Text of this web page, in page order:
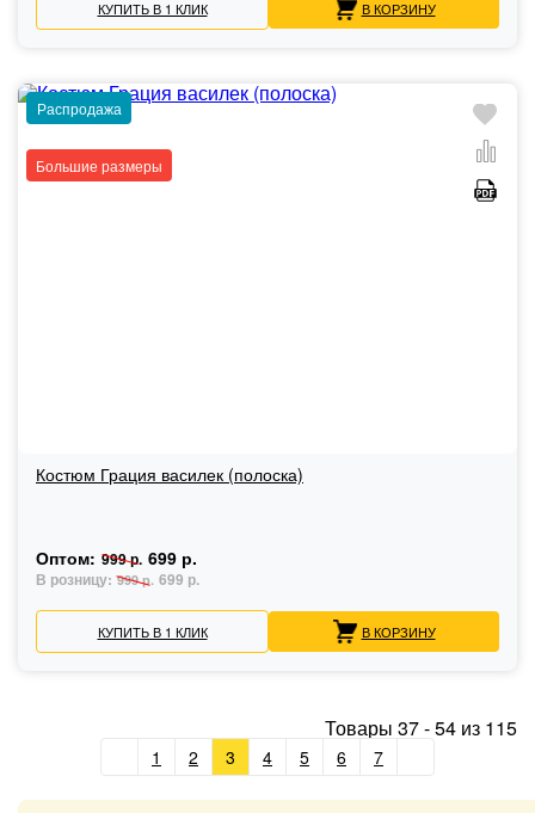
КУПИТЬ В 1 КЛИК В КОРЗИНУ
Распродажа
Большие размеры
Костюм Грация василек (полоска)
Оптом: 999 р. 699 р.
В розницу: 999 р. 699 р.
КУПИТЬ В 1 КЛИК В КОРЗИНУ
Товары 37-54 из 115
1 2 3 4 5 6 7